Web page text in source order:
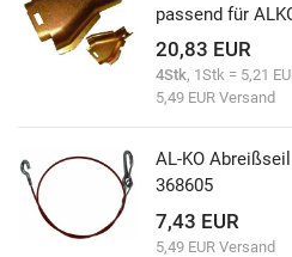
passend für
20,83 EUR
4Stk, 1Stk = 5,21
5,49 EUR Versand
AL-KO
368605
7,43 EUR
5,49 EUR Versand